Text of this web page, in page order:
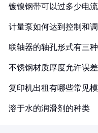
镀镍钢带可以过多少电流
计量泵如何达到控制和
联轴器的轴孔形式有三
不锈钢材质厚度允许误
复印机出租有哪些常见
溶于水的润滑剂的种类